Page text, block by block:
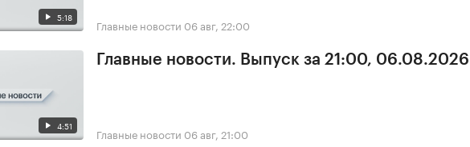
5:18 Главные новости 06 авг, 22:00
4:51
Главные новости. Выпуск за 21:00, 06.08.2026
Главные новости 06 авг, 21:00